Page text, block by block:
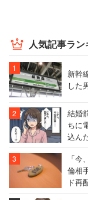
人気記事ラ
新幹
した
結婚
ちに
込ん
「
倫相
ド再